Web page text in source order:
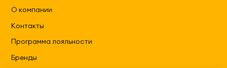
О компании
Контакты
Программа лояльности
Бренды